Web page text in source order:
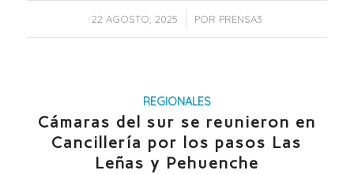
22 AGOSTO, 2025
/ POR PRENSA3
REGIONALES
Cámaras del sur se reunieron en
Cancillería por los pasos Las
Leñas y Pehuenche